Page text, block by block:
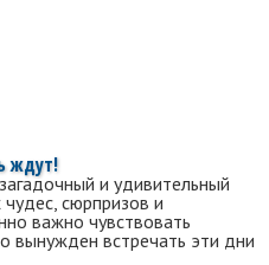
ждут!
и удивительный
сюрпризов и
важно чувствовать
вынужден встречать эти дни